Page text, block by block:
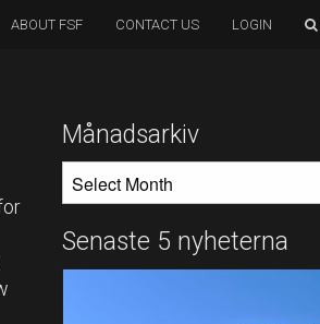
ABOUT FSF CONTACT US LOGIN
Månadsarkiv
Senaste 5 nyheterna